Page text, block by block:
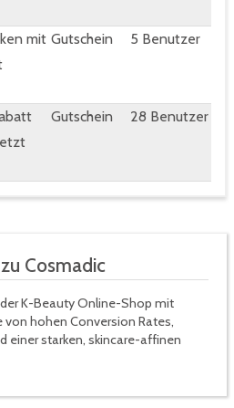
mit Gutschein 5 Benutzer
Gutschein 28 Benutzer
Cosmadic
K-Beauty Online-Shop mit
hohen Conversion Rates,
einer starken, skincare-affinen